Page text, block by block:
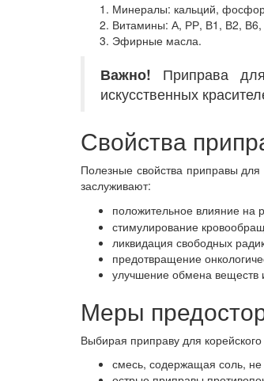
Минералы: кальций,
Витамины: А, РР, В1, В2,
Эфирные масла.
Важно! Приправа
искусственных
Свойства
Полезные свойства приправы
заслуживают:
положительное влияние на
стимулирование
ликвидация свободных
предотвращение
улучшение обмена веществ
Меры
Выбирая приправу для
смесь, содержащая соль,